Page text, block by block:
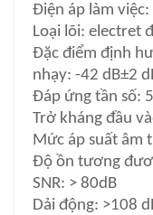
Điện áp làm việc:
Loại lõi: electret
Đặc điểm định
nhạy: -42 dB±2
Đáp ứng tần số:
Trở kháng đầu
Mức áp suất âm
Độ ồn tương
SNR: > 80dB
Dải động: >108